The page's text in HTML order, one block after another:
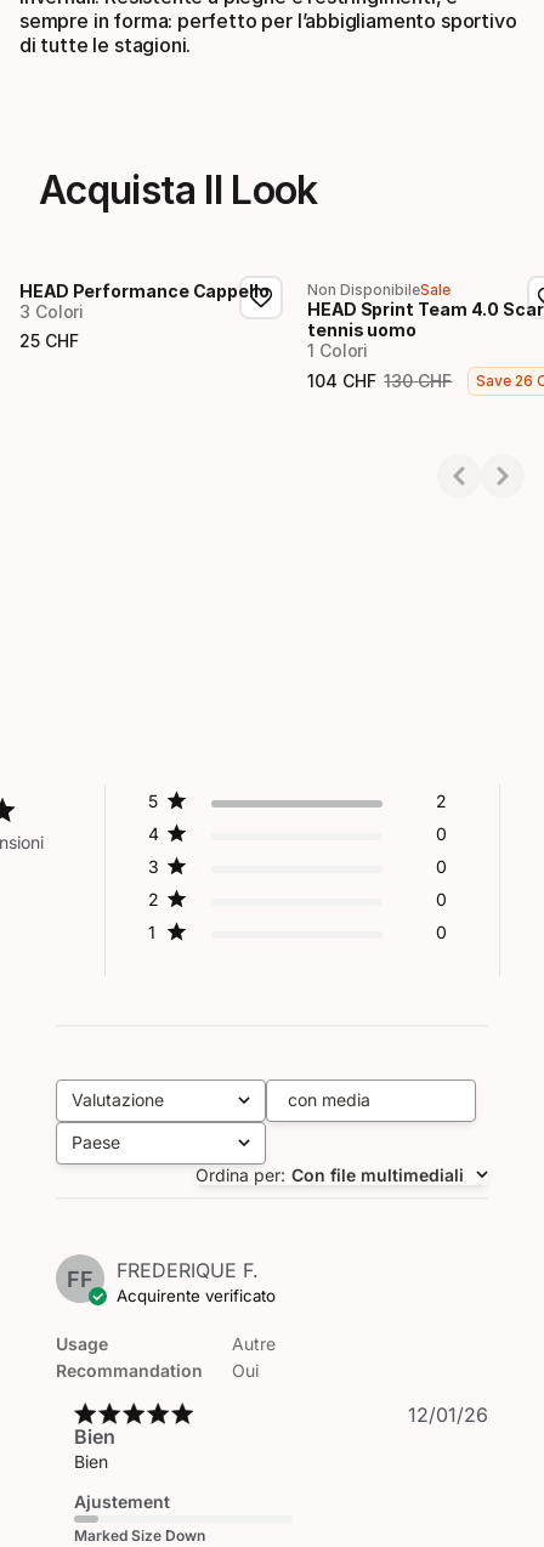
sempre in forma: perfetto per l’abbigliamento sportivo
di tutte le stagioni.
Acquista Il Look
HEAD Performance Cappello
3 Colori
25 CHF
Prezzo finale
Non DisponibileSale
HEAD Sprint Team 4.0
tennis uomo
1 Colori
104 CHF
Prezzo finale
130 CHF
Prezzo originale
Save26
5
2
4
0
3
0
2
0
1
0
Valutazione
Tutte le valutazioni con media
Paese
Tutto
Ordina per: Con file multimediali
FF FREDERIQUE F.
Acquirente verificato
Usage
Recommandation
Autre
Oui
Bien
Bien
Ajustement
Marked Size Down
Data
12/01/26